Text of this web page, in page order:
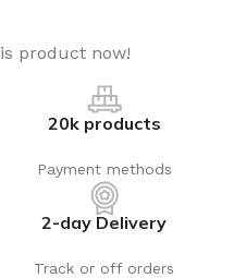
product now!
20k products
Payment methods
2-day Delivery
Track or off orders